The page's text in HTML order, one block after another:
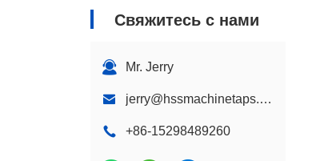
Свяжитесь с нами
Mr. Jerry
jerry@hssmachinetaps.com
+86-15298489260